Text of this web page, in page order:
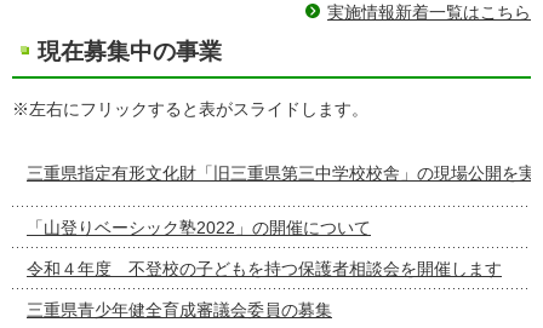
実施情報新着一覧はこちら
現在募集中の事業
※左右にフリックすると表がスライドします。
三重県指定有形文化財「旧三重県第三中学校校舎」の現場公開を実
「山登りベーシック塾2022」の開催について
令和４年度 不登校の子どもを持つ保護者相談会を開催します
三重県青少年健全育成審議会委員の募集